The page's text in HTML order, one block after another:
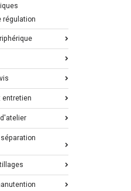
régulation
entretien